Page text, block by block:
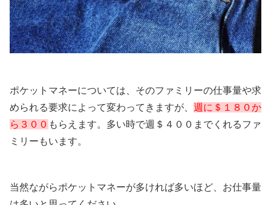
ポケットマネーについては、そのファミリーの仕事量や求
められる要求によって変わってきますが、 週に＄１８０か
ら３００ もらえます。多い時で週＄４００までくれるファ
ミリーもいます。
当然ながらポケットマネーが多ければ多いほど、お仕事量